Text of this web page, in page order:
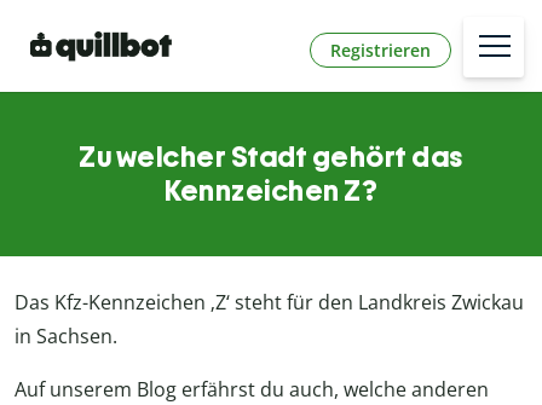
Registrieren
Zu welcher Stadt gehört das
Kennzeichen Z?
Das Kfz-Kennzeichen ‚Z‘ steht für den Landkreis Zwickau
in Sachsen.
Auf unserem Blog erfährst du auch, welche anderen